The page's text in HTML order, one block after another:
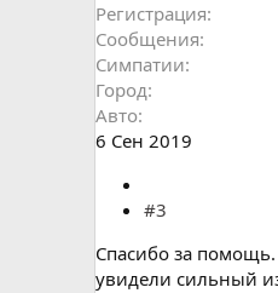
Регистрация
Сообщения
Симпатии
Город
Авто
6 Сен 2019
#3
Спасибо за
увидели сильный